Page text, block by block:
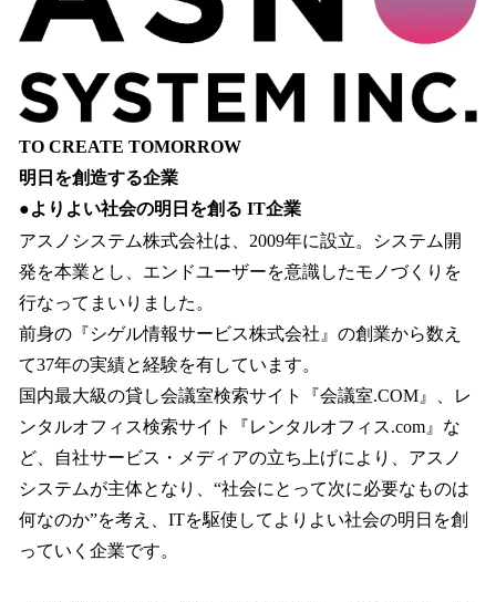
TO CREATE TOMORROW
明日を創造する企業
●よりよい社会の明日を創る IT企業
アスノシステム株式会社は、2009年に設立。システム開
発を本業とし、エンドユーザーを意識したモノづくりを
行なってまいりました。
前身の『シゲル情報サービス株式会社』の創業から数え
て37年の実績と経験を有しています。
国内最大級の貸し会議室検索サイト『会議室.COM』、レ
ンタルオフィス検索サイト『レンタルオフィス.com』な
ど、自社サービス・メディアの立ち上げにより、アスノ
システムが主体となり、“社会にとって次に必要なものは
何なのか”を考え、ITを駆使してよりよい社会の明日を創
っていく企業です。